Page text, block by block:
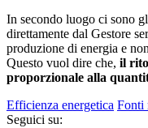
In secondo luogo ci sono
direttamente dal Gestore
produzione di energia e
Questo vuol dire che, il
proporzionale alla
Efficienza energetica Fonti
Seguici su: